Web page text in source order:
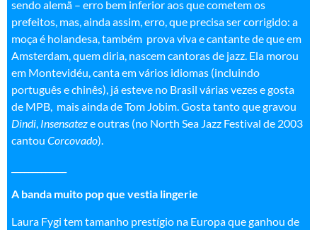
sendo alemã – erro bem inferior aos que cometem os
prefeitos, mas, ainda assim, erro, que precisa ser corrigido: a
moça é holandesa, também prova viva e cantante de que em
Amsterdam, quem diria, nascem cantoras de jazz. Ela morou
em Montevidéu, canta em vários idiomas (incluindo
português e chinês), já esteve no Brasil várias vezes e gosta
de MPB, mais ainda de Tom Jobim. Gosta tanto que gravou
Dindi Insensateze outras (no North Sea Jazz Festival de 2003
cantou Corcovado)
A banda muito pop que vestia lingerie
Laura Fygi tem tamanho prestígio na Europa que ganhou de